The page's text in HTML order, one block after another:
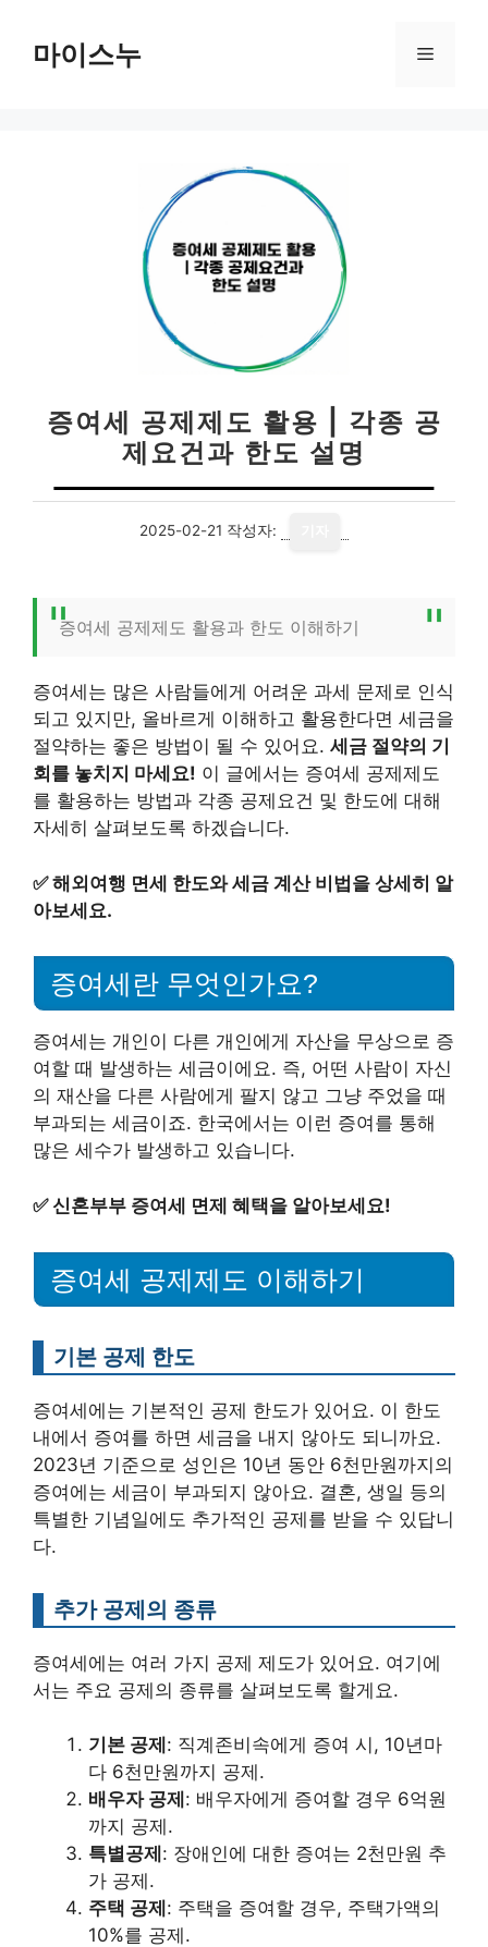
마이스누 메
증여세 공제제도 활용 | 각종 공
제요건과 한도 설명
2025-02-21 작성자:
증여세 공제제도 활용과 한도 이해하기
증여세는 많은 사람들에게 어려운 과세 문제로 인식
되고 있지만, 올바르게 이해하고 활용한다면 세금을
절약하는 좋은 방법이 될 수 있어요. 세금 절약의 기
회를 놓치지 마세요! 이 글에서는 증여세 공제제도
를 활용하는 방법과 각종 공제요건 및 한도에 대해
자세히 살펴보도록 하겠습니다.
✅해외여행 면세 한도와 세금 계산 비법을 상세히 알
아보세요.
증여세란 무엇인가요?
증여세는 개인이 다른 개인에게 자산을 무상으로 증
여할 때 발생하는 세금이에요. 즉, 어떤 사람이 자신
의 재산을 다른 사람에게 팔지 않고 그냥 주었을 때
부과되는 세금이죠. 한국에서는 이런 증여를 통해
많은 세수가 발생하고 있습니다.
✅신혼부부 증여세 면제 혜택을 알아보세요!
증여세 공제제도 이해하기
기본 공제 한도
증여세에는 기본적인 공제 한도가 있어요. 이 한도
내에서 증여를 하면 세금을 내지 않아도 되니까요.
2023년 기준으로 성인은 10년 동안 6천만원까지의
증여에는 세금이 부과되지 않아요. 결혼, 생일 등의
특별한 기념일에도 추가적인 공제를 받을 수 있답니
다.
추가 공제의 종류
증여세에는 여러 가지 공제 제도가 있어요. 여기에
서는 주요 공제의 종류를 살펴보도록 할게요.
기본 공제 : 직계존비속에게 증여 시, 10년마
다 6천만원까지 공제.
배우자 공제 : 배우자에게 증여할 경우 6억원
까지 공제.
특별공제 : 장애인에 대한 증여는 2천만원 추
가 공제.
주택 공제 : 주택을 증여할 경우, 주택가액의
10%를 공제.